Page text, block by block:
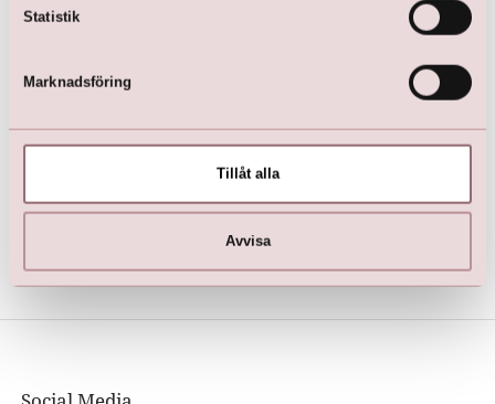
Statistik
Marknadsföring
Tillåt alla
Avvisa
Let's Party by LILLY Dress